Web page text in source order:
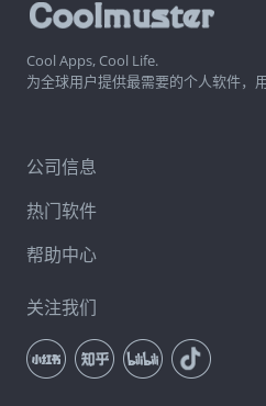
Cool Apps, Cool Life.
为全球用户提供最需要的个人软件，
公司信息
热门软件
帮助中心
关注我们